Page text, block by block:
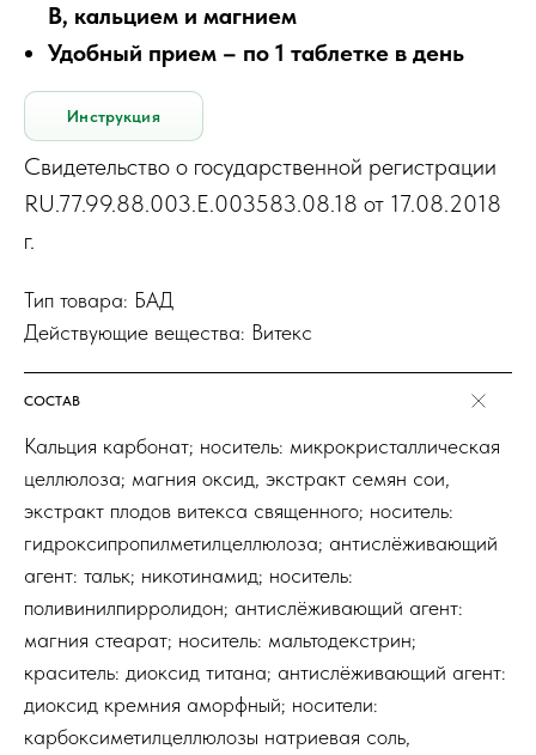
В, кальцием и магнием
Удобный прием – по 1 таблетке в день
Инструкция
Свидетельство о государственной регистрации
RU.77.99.88.003.Е.003583.08.18 от 17.08.2018
г.
Тип товара: БАД
Действующие вещества: Витекс
СОСТАВ
Кальция карбонат; носитель: микрокристаллическая
целлюлоза; магния оксид, экстракт семян сои,
экстракт плодов витекса священного; носитель:
гидроксипропилметилцеллюлоза; антислёживающий
агент: тальк; никотинамид; носитель:
поливинилпирролидон; антислёживающий агент:
магния стеарат; носитель: мальтодекстрин;
краситель: диоксид титана; антислёживающий агент:
диоксид кремния аморфный; носители:
карбоксиметилцеллюлозы натриевая соль,